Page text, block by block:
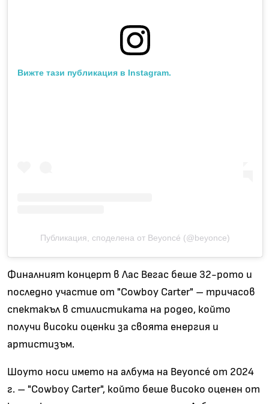
Вижте тази публикация в Instagram.
Публикация, споделена от Beyoncé (@beyonce)
Финалният концерт в Лас Вегас беше 32-рото и
последно участие от "Cowboy Carter" – тричасов
спектакъл в стилистиката на родео, който
получи високи оценки за своята енергия и
артистизъм.
Шоуто носи името на албума на Beyoncé от 2024
г. – "Cowboy Carter", който беше високо оценен от